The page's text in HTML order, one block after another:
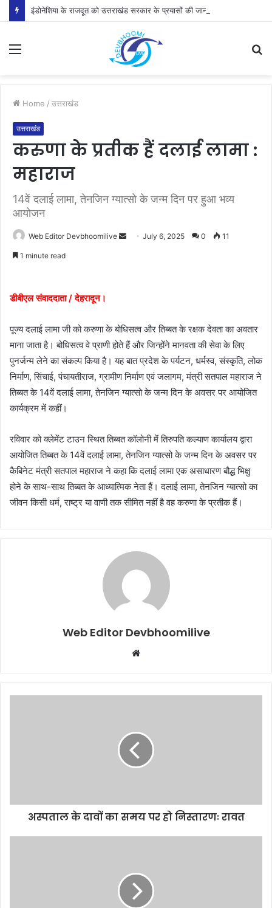
इंडोनेशिया के राजदूत को उत्तराखंड सरकार के प्रयासों की जानकारी दी
Menu
Home / उत्तराखंड
उत्तराखंड
करुणा के प्रतीक हैं दलाई लामा :
महाराज
14वें दलाई लामा, तेनजिन ग्यात्सो के जन्म दिन पर हुआ भव्य
आयोजन
Web Editor Devbhoomilive
SendJuly 6, 2025 0 11
1 minute read
डीबीएल संवाददाता / देहरादून।
पूज्य दलाई लामा जी को करुणा के बोधिसत्व और तिब्बत के रक्षक देवता का अवतार
माना जाता है। बोधिसत्व वे प्राणी होते हैं और जिन्होंने मानवता की सेवा के लिए
पुनर्जन्म लेने का संकल्प किया है। यह बात प्रदेश के पर्यटन, धर्मस्व, संस्कृति, लोक
निर्माण, सिंचाई, पंचायतीराज, ग्रामीण निर्माण एवं जलागम, मंत्री सतपाल महाराज ने
तिब्बत के 14वें दलाई लामा, तेनजिन ग्यात्सो के जन्म दिन के अवसर पर आयोजित
कार्यक्रम में कहीं।
रविवार को क्लेमेंट टाउन स्थित तिब्बत कॉलोनी में तिरुपति कल्याण कार्यालय द्वारा
आयोजित तिब्बत के 14वें दलाई लामा, तेनजिन ग्यात्सो के जन्म दिन के अवसर पर
कैबिनेट मंत्री सतपाल महाराज ने कहा कि दलाई लामा एक असाधारण बौद्ध भिक्षु
होने के साथ-साथ तिब्बत के आध्यात्मिक नेता हैं। दलाई लामा, तेनजिन ग्यात्सो का
जीवन किसी धर्म, राष्ट्र या वाणी तक सीमित नहीं है वह करुणा के प्रतीक हैं।
Web Editor Devbhoomilive
Website
अस्पताल के दावों का समय पर हो निस्तारणः रावत